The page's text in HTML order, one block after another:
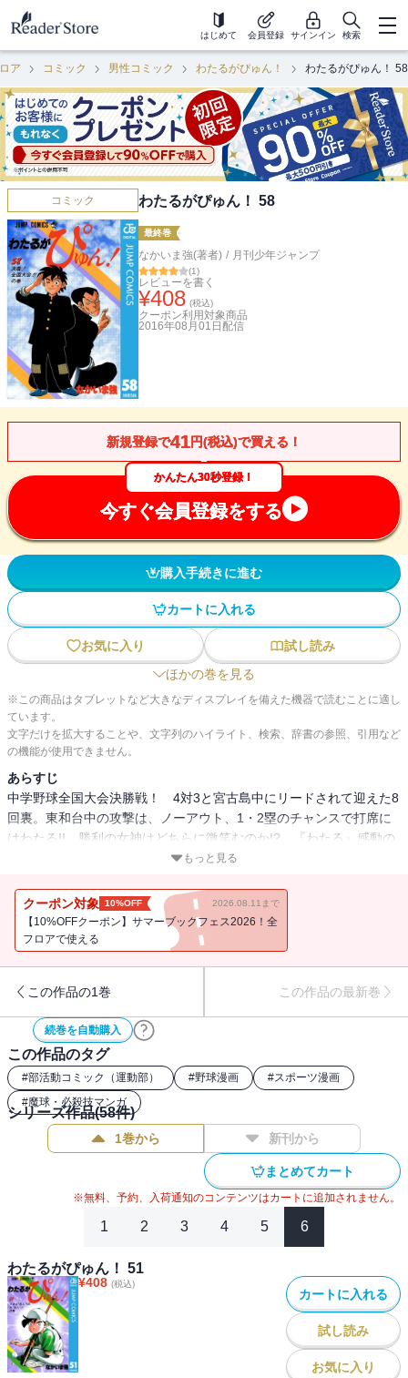
はじめて 会員登録 サインイン 検索
ア コミック 男性コミック わたるがぴゅん！ わたるがぴゅん！ 58
コミック わたるがぴゅん！ 58
最終巻
なかいま強(著者) / 月刊少年ジャンプ
(1)
レビューを書く
¥408 (税込)
クーポン利用対象商品
2016年08月01日 配信
新規登録で41円(税込)で買える！
かんたん30秒登録！
今すぐ会員登録をする
購入手続きに進む
カートに入れる
お気に入り
試し読み
ほかの巻を見る
※この商品はタブレットなど大きなディスプレイを備えた機器で読むことに適し
ています。
文字だけを拡大することや、文字列のハイライト、検索、辞書の参照、引用など
の機能が使用できません。
あらすじ
中学野球全国大会決勝戦！ 4対3と宮古島中にリードされて迎えた8
回裏。東和台中の攻撃は、ノーアウト、1・2塁のチャンスで打席に
はわたる!! 勝利の女神はどちらに微笑むのか!? 『わたる』感動の
もっと見る
クーポン対象 10%OFF 2026.08.11まで
【10%OFFクーポン】サマーブックフェス2026！全
フロアで使える
この作品の1巻 この作品の最新巻
続巻を自動購入
この作品のタグ
#部活動コミック（運動部） #野球漫画 #スポーツ漫画
#魔球・必殺技マンガ
シリーズ作品(58件)
1巻から 新刊から
まとめてカート
※無料、予約、入荷通知のコンテンツはカートに追加されません。
1 2 3 4 5 6
わたるがぴゅん！ 51
¥408 (税込)
カートに入れる
試し読み
お気に入り